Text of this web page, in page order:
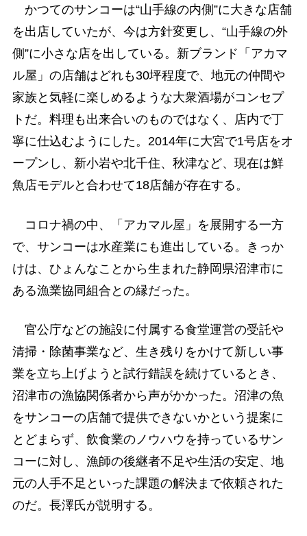
かつてのサンコーは“山手線の内側”に大きな店舗
を出店していたが、今は方針変更し、“山手線の外
側”に小さな店を出している。新ブランド「アカマ
ル屋」の店舗はどれも30坪程度で、地元の仲間や
家族と気軽に楽しめるような大衆酒場がコンセプ
トだ。料理も出来合いのものではなく、店内で丁
寧に仕込むようにした。2014年に大宮で1号店をオ
ープンし、新小岩や北千住、秋津など、現在は鮮
魚店モデルと合わせて18店舗が存在する。
コロナ禍の中、「アカマル屋」を展開する一方
で、サンコーは水産業にも進出している。きっか
けは、ひょんなことから生まれた静岡県沼津市に
ある漁業協同組合との縁だった。
官公庁などの施設に付属する食堂運営の受託や
清掃・除菌事業など、生き残りをかけて新しい事
業を立ち上げようと試行錯誤を続けているとき、
沼津市の漁協関係者から声がかかった。沼津の魚
をサンコーの店舗で提供できないかという提案に
とどまらず、飲食業のノウハウを持っているサン
コーに対し、漁師の後継者不足や生活の安定、地
元の人手不足といった課題の解決まで依頼された
のだ。長澤氏が説明する。